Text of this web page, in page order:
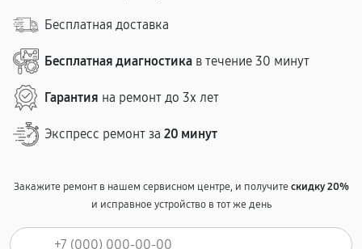
Бесплатная доставка
Бесплатная диагностика в течение 30 минут
Гарантия на ремонт до 3х лет
Экспресс ремонт за 20 минут
Закажите ремонт в нашем сервисном центре, и получитескидку 20%
и исправное устройство в тот же день